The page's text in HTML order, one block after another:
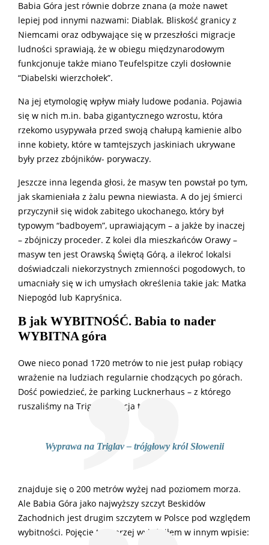
Babia Góra jest równie dobrze znana (a może nawet
lepiej pod innymi nazwami: Diablak. Bliskość granicy z
Niemcami oraz odbywające się w przeszłości migracje
ludności sprawiają, że w obiegu międzynarodowym
funkcjonuje także miano Teufelspitze czyli dosłownie
“Diabelski wierzchołek”.
Na jej etymologię wpływ miały ludowe podania. Pojawia
się w nich m.in. baba gigantycznego wzrostu, która
rzekomo usypywała przed swoją chałupą kamienie albo
inne kobiety, które w tamtejszych jaskiniach ukrywane
były przez zbójników- porywaczy.
Jeszcze inna legenda głosi, że masyw ten powstał po tym,
jak skamieniała z żalu pewna niewiasta. A do jej śmierci
przyczynił się widok zabitego ukochanego, który był
typowym “badboyem”, uprawiającym – a jakże by inaczej
– zbójniczy proceder. Z kolei dla mieszkańców Orawy –
masyw ten jest Orawską Świętą Górą, a ilekroć lokalsi
doświadczali niekorzystnych zmienności pogodowych, to
umacniały się w ich umysłach określenia takie jak: Matka
Niepogód lub Kapryśnica.
B jak WYBITNOŚĆ. Babia to nader
WYBITNA góra
Owe nieco ponad 1720 metrów to nie jest pułap robiący
wrażenie na ludziach regularnie chodzących po górach.
Dość powiedzieć, że parking Lucknerhaus – z którego
ruszaliśmy na Triglav (relacja tutaj:
Wyprawa na Triglav – trójgłowy król Słowenii
znajduje się o 200 metrów wyżej nad poziomem morza.
Ale Babia Góra jako najwyższy szczyt Beskidów
Zachodnich jest drugim szczytem w Polsce pod względem
wybitności. Pojęcie to szerzej wyjaśniłem w innym wpisie: